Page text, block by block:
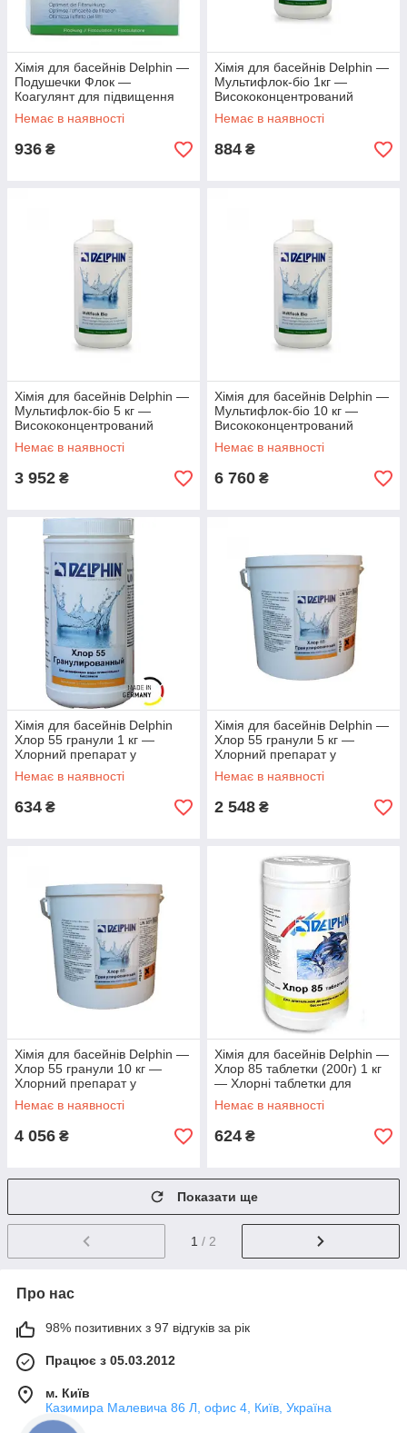
Хімія для басейнів Delphin ―
Подушечки Флок —
Коагулянт для підвищення
ефективності фільтрації
Немає в наявності
936 ₴
Хімія для басейнів Delphin —
Мультифлок-біо 1кг —
Висококонцентрований
коагулювальний засіб
Немає в наявності
884 ₴
Хімія для басейнів Delphin —
Мультифлок-біо 5 кг —
Висококонцентрований
коагулювальний засіб
Немає в наявності
3 952 ₴
Хімія для басейнів Delphin —
Мультифлок-біо 10 кг —
Висококонцентрований
коагулювальний засіб
Немає в наявності
6 760 ₴
Хімія для басейнів Delphin
Хлор 55 гранули 1 кг —
Хлорний препарат у
гранулах для дезінфекції й
ударного хло
Немає в наявності
634 ₴
Хімія для басейнів Delphin ―
Хлор 55 гранули 5 кг —
Хлорний препарат у
гранулах для дезінфекції й
ударного хло
Немає в наявності
2 548 ₴
Хімія для басейнів Delphin ―
Хлор 55 гранули 10 кг —
Хлорний препарат у
гранулах для дезінфекції й
ударного
Немає в наявності
4 056 ₴
Хімія для басейнів Delphin ―
Хлор 85 таблетки (200г) 1 кг
— Хлорні таблетки для
тривалої дезінфекції води
Немає в наявності
624 ₴
Показати ще
1 / 2
Про нас
98% позитивних з 97 відгуків за рік
Працює з 05.03.2012
м. Київ
Казимира Малевича 86 Л, офис 4, Київ, Україна